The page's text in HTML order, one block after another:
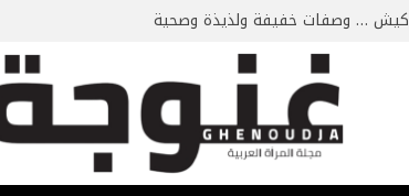
كيش … وصفات خفيفة ولذيذة وصحية